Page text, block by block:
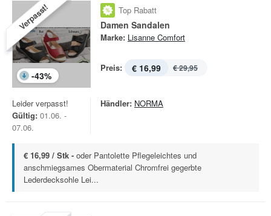
Verpasst!
-43%
Top Rabatt
Damen Sandalen
Marke: Lisanne Comfort
Preis: € 16,99 € 29,95
Leider verpasst!
Gültig: 01.06. -
07.06.
Händler: NORMA
€ 16,99 / Stk - oder Pantolette Pflegeleichtes und
anschmiegsames Obermaterial Chromfrei gegerbte
Lederdecksohle Lei...